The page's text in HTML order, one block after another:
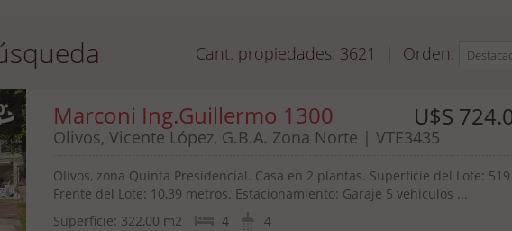
Cant. propiedades: 3621 | Orden:
Marconi Ing.Guillermo 1300 U$S
Olivos, Vicente López, G.B.A. Zona Norte | VTE3435
Olivos, zona Quinta Presidencial. Casa en 2 plantas. Superficie del Lote: 519
Frente del Lote: 10,39 metros. Estacionamiento: Garaje 5 vehiculos ...
Superficie: 322,00 m2 4 4